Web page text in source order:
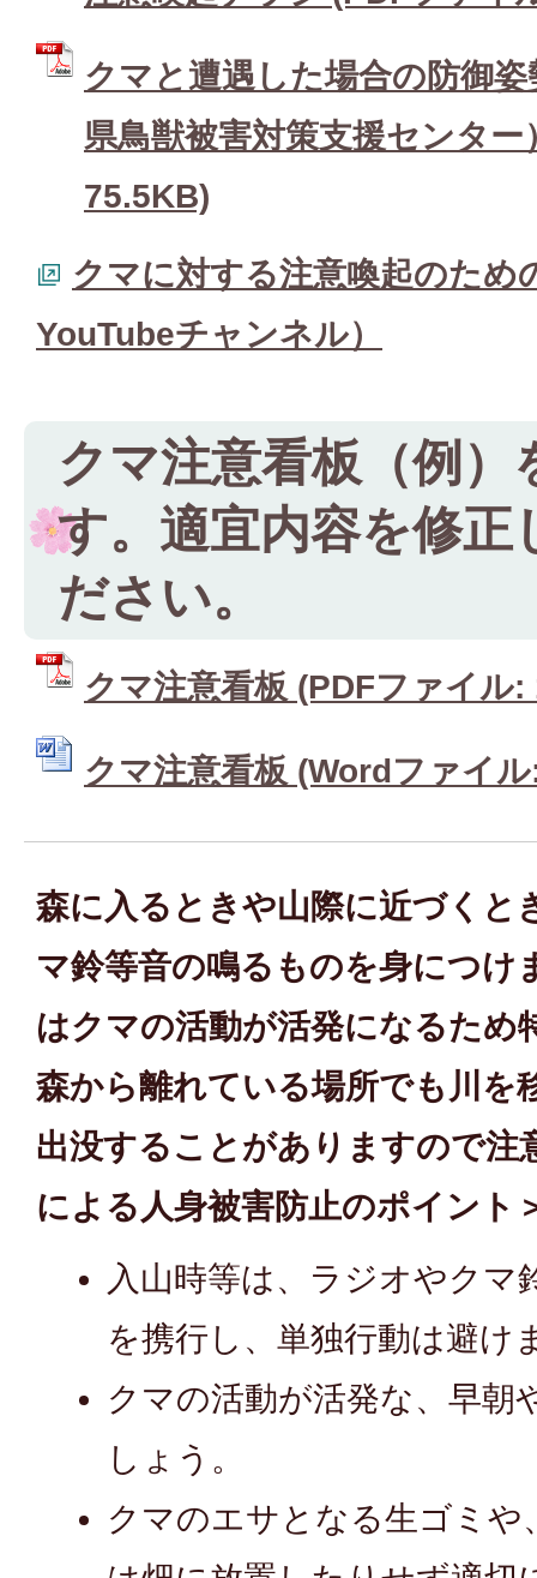
クマと遭遇した場合の防御
県鳥獣被害対策支援センタ
75.5KB)
クマに対する注意喚起のため
YouTubeチャンネル）
クマ注意看板（例）
す。適宜内容を修正
ださい。
クマ注意看板 (PDFファイル
クマ注意看板 (Wordファイ
森に入るときや山際に近づくと
マ鈴等音の鳴るものを身につけ
はクマの活動が活発になるため
森から離れている場所でも川を
出没することがありますので注
による人身被害防止のポイント
入山時等は、ラジオやクマ
を携行し、単独行動は避け
クマの活動が活発な、早朝
しょう。
クマのエサとなる生ゴミや